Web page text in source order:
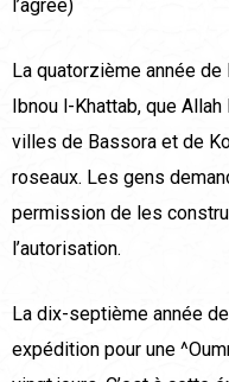
l’agrée)
La quatorzième année de
Ibnou l-Khattab, que
villes de Bassora et de
roseaux. Les gens
permission de les
l’autorisation.
La dix-septième année
expédition pour une